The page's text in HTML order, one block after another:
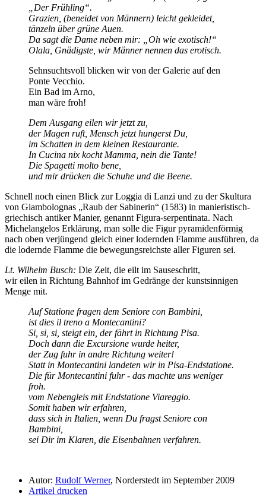
Der Frühling .
Grazien, (beneidet von Männern) leicht gekleidet,
tänzeln über grüne Auen.
Da sagt die Dame neben mir:
Oh wie exotisch!
Olala, Gnädigste, wir Männer nennen das erotisch.
Sehnsuchtsvoll blicken wir von der Galerie auf den
Ponte Vecchio.
Ein Bad im Arno,
man wäre froh!
Dem Ausgang eilen wir jetzt zu,
der Magen ruft, Mensch jetzt hungerst Du,
im Schatten in dem kleinen Restaurante.
In Cucina nix kocht Mamma, nein die Tante!
Die Spagetti molto bene,
und mir drücken die Schuhe und die Beene.
Schnell noch einen Blick zur Loggia di Lanzi und zu der Skultura
von Giambolognas
Raub der Sabinerin
(1583) in manieristisch-
griechisch antiker Manier, genannt Figura-serpentinata. Nach
Michelangelos Erklärung, man solle die Figur pyramidenförmig
nach oben verjüngend gleich einer lodernden Flamme ausführen, da
die lodernde Flamme die bewegungsreichste aller Figuren sei.
Lt. Wilhelm Busch: Die Zeit, die eilt im Sauseschritt,
wir eilen in Richtung Bahnhof im Gedränge der kunstsinnigen
Menge mit.
Auf Statione fragen dem Seniore con Bambini,
ist dies il treno a Montecantini?
Si, si, si, steigt ein, der fährt in Richtung Pisa.
Doch dann die Excursione wurde heiter,
der Zug fuhr in andre Richtung weiter!
Statt in Montecantini landeten wir in Pisa-Endstatione.
Die für Montecantini fuhr - das machte uns weniger
froh.
vom Nebengleis mit Endstatione Viareggio.
Somit haben wir erfahren,
dass sich in Italien, wenn Du fragst Seniore con
Bambini,
sei Dir im Klaren, die Eisenbahnen verfahren.
Autor: Rudolf Werner, Norderstedt im September 2009
Artikel drucken